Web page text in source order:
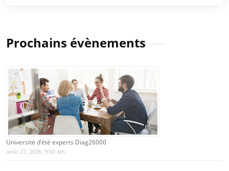
Prochains évènements
Université d’été experts Diag26000
août 27, 2026, 9:00 am